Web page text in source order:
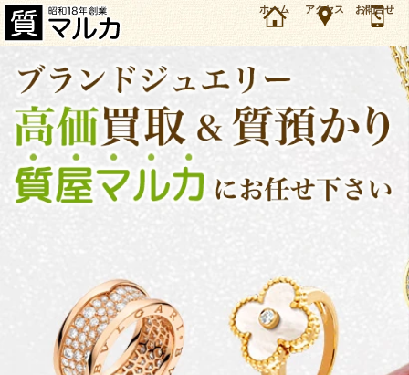
ティファニー、カルティエ、ブルガリ、ヴァンクリーフなどブランドジュエリーの高価買取、
質預かり（質入れ）をお考えの皆様、大阪・豊中の質屋マルカにお任せください。買取はもち
ろん、質預かりでも高額査定に定評がございます。長年の経験とリアルタイム相場で1点ずつ正
確・丁寧に査定いたします。服部天神駅から徒歩1分、もちろん査定は無料、即金でお支払いた
します。
ホーム アクセス お問合せ